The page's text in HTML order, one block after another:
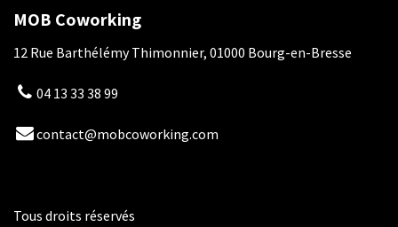
MOB Coworking
12 Rue Barthélémy Thimonnier, 01000 Bourg-en-Bresse
04 13 33 38 99
contact@mobcoworking.com
Tous droits réservés